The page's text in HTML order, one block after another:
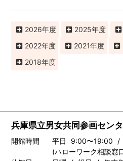
2026 2025
2022
2021
2018
兵庫県立男女共同参画セン
開館時間
平日 9:00〜19:00 /
(ハローワーク相談